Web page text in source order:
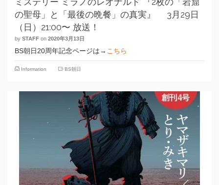
の聖母」と「最後の晩餐」の真実』 3月29日
（日）21:00〜 放送！
by STAFF on 2020年3月13日
BS朝日20周年記念ページは→ こちら
Information BS朝日